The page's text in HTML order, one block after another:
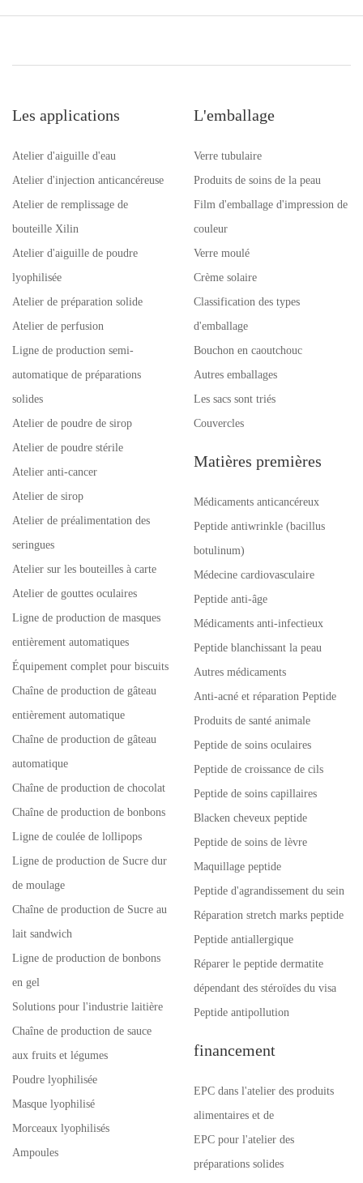
Les applications
Atelier d'aiguille d'eau
Atelier d'injection anticancéreuse
Atelier de remplissage de
bouteille Xilin
Atelier d'aiguille de poudre
lyophilisée
Atelier de préparation solide
Atelier de perfusion
Ligne de production semi-
automatique de préparations
solides
Atelier de poudre de sirop
Atelier de poudre stérile
Atelier anti-cancer
Atelier de sirop
Atelier de préalimentation des
seringues
Atelier sur les bouteilles à carte
Atelier de gouttes oculaires
Ligne de production de masques
entièrement automatiques
Équipement complet pour biscuits
Chaîne de production de gâteau
entièrement automatique
Chaîne de production de gâteau
automatique
Chaîne de production de chocolat
Chaîne de production de bonbons
Ligne de coulée de lollipops
Ligne de production de Sucre dur
de moulage
Chaîne de production de Sucre au
lait sandwich
Ligne de production de bonbons
en gel
Solutions pour l'industrie laitière
Chaîne de production de sauce
aux fruits et légumes
Poudre lyophilisée
Masque lyophilisé
Morceaux lyophilisés
Ampoules
L'emballage
Verre tubulaire
Produits de soins de la peau
Film d'emballage d'impression de
couleur
Verre moulé
Crème solaire
Classification des types
d'emballage
Bouchon en caoutchouc
Autres emballages
Les sacs sont triés
Couvercles
Matières premières
Médicaments anticancéreux
Peptide antiwrinkle (bacillus
botulinum)
Médecine cardiovasculaire
Peptide anti-âge
Médicaments anti-infectieux
Peptide blanchissant la peau
Autres médicaments
Anti-acné et réparation Peptide
Produits de santé animale
Peptide de soins oculaires
Peptide de croissance de cils
Peptide de soins capillaires
Blacken cheveux peptide
Peptide de soins de lèvre
Maquillage peptide
Peptide d'agrandissement du sein
Réparation stretch marks peptide
Peptide antiallergique
Réparer le peptide dermatite
dépendant des stéroïdes du visa
Peptide antipollution
financement
EPC dans l'atelier des produits
alimentaires et de
EPC pour l'atelier des
préparations solides